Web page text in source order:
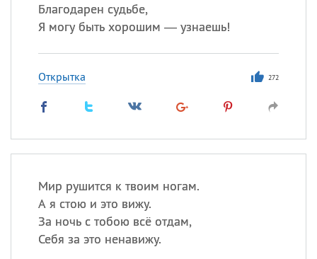
Благодарен судьбе,
Я могу быть хорошим — узнаешь!
Открытка 272
Мир рушится к твоим ногам.
А я стою и это вижу.
За ночь с тобою всё отдам,
Себя за это ненавижу.